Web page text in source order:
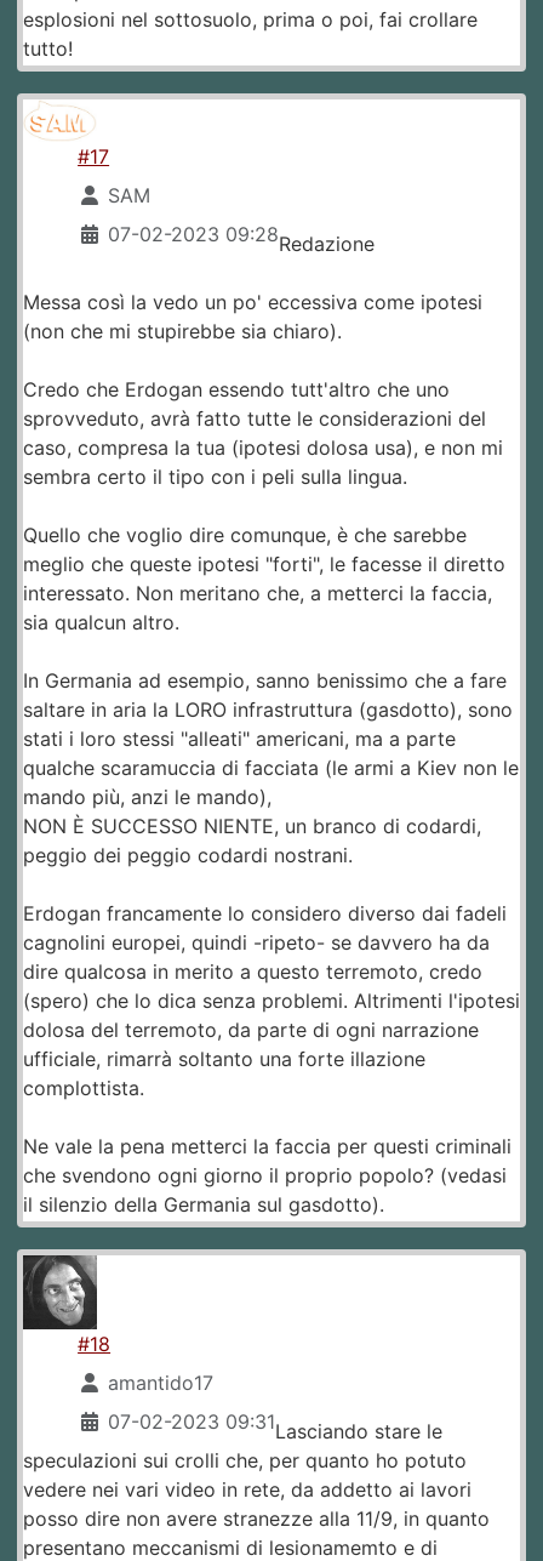
esplosioni nel sottosuolo, prima o poi, fai crollare
tutto!
#17
SAM
07-02-2023 09:28Redazione
Messa così la vedo un po' eccessiva come ipotesi
(non che mi stupirebbe sia chiaro).
Credo che Erdogan essendo tutt'altro che uno
sprovveduto, avrà fatto tutte le considerazioni del
caso, compresa la tua (ipotesi dolosa usa), e non mi
sembra certo il tipo con i peli sulla lingua.
Quello che voglio dire comunque, è che sarebbe
meglio che queste ipotesi "forti", le facesse il diretto
interessato. Non meritano che, a metterci la faccia,
sia qualcun altro.
In Germania ad esempio, sanno benissimo che a fare
saltare in aria la LORO infrastruttura (gasdotto), sono
stati i loro stessi "alleati" americani, ma a parte
qualche scaramuccia di facciata (le armi a Kiev non le
mando più, anzi le mando),
NON È SUCCESSO NIENTE, un branco di codardi,
peggio dei peggio codardi nostrani.
Erdogan francamente lo considero diverso dai fadeli
cagnolini europei, quindi -ripeto- se davvero ha da
dire qualcosa in merito a questo terremoto, credo
(spero) che lo dica senza problemi. Altrimenti l'ipotesi
dolosa del terremoto, da parte di ogni narrazione
ufficiale, rimarrà soltanto una forte illazione
complottista.
Ne vale la pena metterci la faccia per questi criminali
che svendono ogni giorno il proprio popolo? (vedasi
il silenzio della Germania sul gasdotto).
#18
amantido17
07-02-2023 09:31Lasciando stare le
speculazioni sui crolli che, per quanto ho potuto
vedere nei vari video in rete, da addetto ai lavori
posso dire non avere stranezze alla 11/9, in quanto
presentano meccanismi di lesionamemto e di